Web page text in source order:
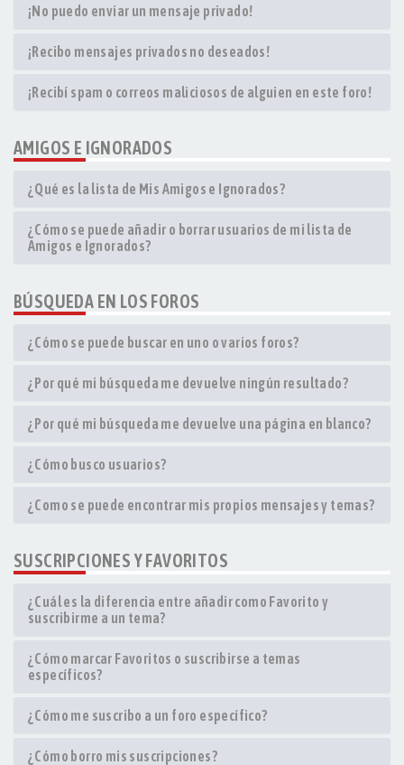
¡No puedo enviar un mensaje privado!
¡Recibo mensajes privados no deseados!
¡Recibí spam o correos maliciosos de alguien en este foro!
AMIGOS E IGNORADOS
¿Qué es la lista de Mis Amigos e Ignorados?
¿Cómo se puede añadir o borrar usuarios de mi lista de
Amigos e Ignorados?
BÚSQUEDA EN LOS FOROS
¿Cómo se puede buscar en uno o varios foros?
¿Por qué mi búsqueda me devuelve ningún resultado?
¿Por qué mi búsqueda me devuelve una página en blanco?
¿Cómo busco usuarios?
¿Como se puede encontrar mis propios mensajes y temas?
SUSCRIPCIONES Y FAVORITOS
¿Cuál es la diferencia entre añadir como Favorito y
suscribirme a un tema?
¿Cómo marcar Favoritos o suscribirse a temas
específicos?
¿Cómo me suscribo a un foro específico?
¿Cómo borro mis suscripciones?